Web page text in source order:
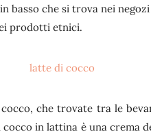
basso che si trova nei
prodotti etnici.
che trovate tra le
in lattina è una crema